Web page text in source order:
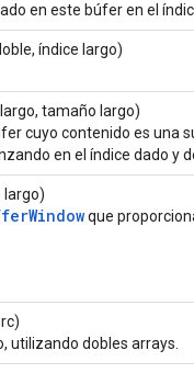
en este búfer en el
índice largo)
tamaño largo)
cuyo contenido es una
en el índice dado y
que
utilizando dobles arrays.